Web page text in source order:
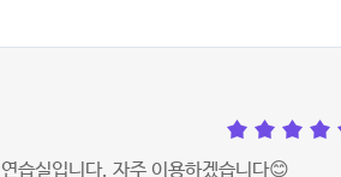
습실입니다. 자주 이용하겠습니다😊